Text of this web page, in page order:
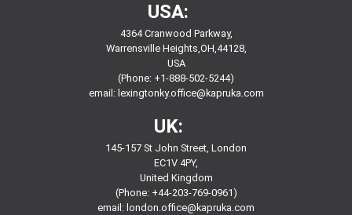
USA:
4364 Cranwood Parkway,
Warrensville Heights,OH,44128,
USA
(Phone: +1-888-502-5244)
email: lexingtonky.office@kapruka.com
UK:
145-157 St John Street, London
EC1V 4PY,
United Kingdom
(Phone: +44-203-769-0961)
email: london.office@kapruka.com